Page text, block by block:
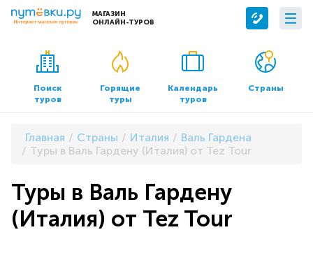
МАГАЗИН
ОНЛАЙН-ТУРОВ
Сервисы
Бронирование отелей
Трансфер
О компании
О нас
Контакты
Документы и реквизиты
Поиск
туров
Горящие
туры
Календарь
туров
Страны
Главная Страны Италия
Валь Гардена
Туры в Валь Гардену (Италия) от Tez Tour
Туры в Валь Гардену
(Италия) от Tez Tour